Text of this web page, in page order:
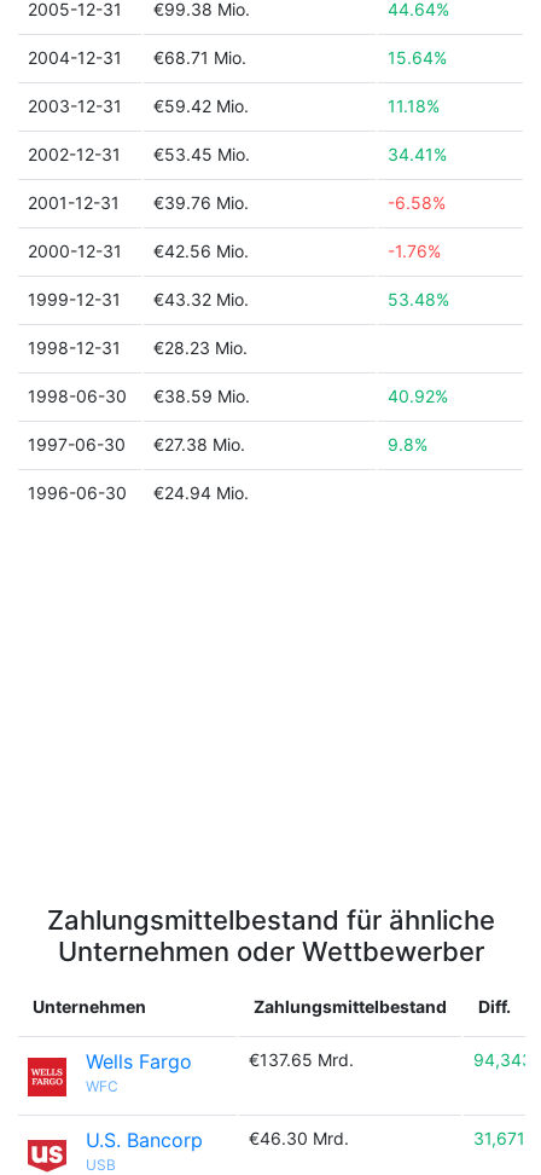
2005-12-31 €99.38 Mio. 44.64%
2004-12-31 €68.71 Mio. 15.64%
2003-12-31 €59.42 Mio. 11.18%
2002-12-31 €53.45 Mio. 34.41%
2001-12-31 €39.76 Mio. -6.58%
2000-12-31 €42.56 Mio. -1.76%
1999-12-31 €43.32 Mio. 53.48%
1998-12-31 €28.23 Mio.
1998-06-30 €38.59 Mio. 40.92%
1997-06-30 €27.38 Mio. 9.8%
1996-06-30 €24.94 Mio.
Zahlungsmittelbestand für ähnliche
Unternehmen oder Wettbewerber
Unternehmen Zahlungsmittelbestand Diff.
Wells Fargo
WFC
€137.65 Mrd.
U.S. Bancorp
USB
€46.30 Mrd.